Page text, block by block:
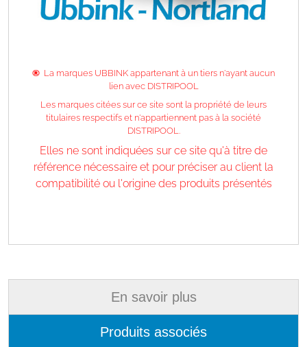
® La marques UBBINK appartenant à un tiers n'ayant aucun
lien avec DISTRIPOOL
Les marques citées sur ce site sont la propriété de leurs
titulaires respectifs et n'appartiennent pas à la société
DISTRIPOOL.
Elles ne sont indiquées sur ce site qu'à titre de
référence nécessaire et pour préciser au client la
compatibilité ou l'origine des produits présentés
En savoir plus
Produits associés